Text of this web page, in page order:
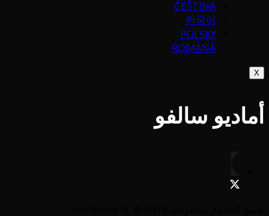
ČEŠTINA
한국어
POLSKY
ROMÂNĂ
X
أماديو سالفو